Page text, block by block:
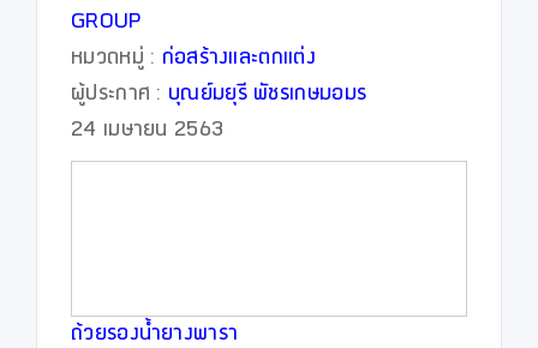
GROUP
หมวดหมู่ : ก่อสร้างและตกแต่ง
ผู้ประกาศ : บุณย์มยุรี พัชรเกษมอมร
24 เมษายน 2563
ถ้วยรองน้ำยางพารา